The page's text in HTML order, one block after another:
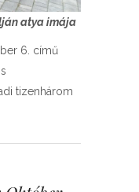
atya imája
6. című
tizenhárom